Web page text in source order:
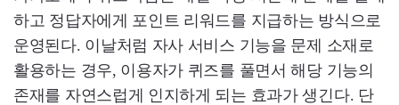
하고 정답자에게 포인트 리워드를 지급하는 방식으로
운영된다. 이날처럼 자사 서비스 기능을 문제 소재로
활용하는 경우, 이용자가 퀴즈를 풀면서 해당 기능의
존재를 자연스럽게 인지하게 되는 효과가 생긴다. 단